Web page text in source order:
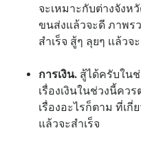
จะเหมาะกับต่างจังห
ขนส่งแล้วจะดี ภาพร
สำเร็จ สู้ๆ ลุยๆ เเล้ว
การเงิน. สู้ได้ครับในช่
เรื่องเงินในช่วงนี้คว
เรื่องอะไรก็ตาม ที่เกี่
แล้วจะสำเร็จ